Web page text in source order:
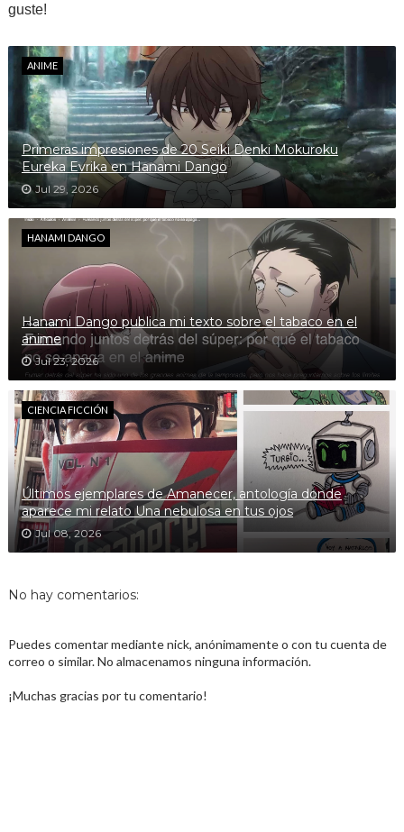
guste!
ANIME
Primeras impresiones de 20 Seiki Denki Mokuroku
Eureka Evrika en Hanami Dango
Jul 29, 2026
HANAMI DANGO
Hanami Dango publica mi texto sobre el tabaco en el
anime
Jul 23, 2026
CIENCIA FICCIÓN
Últimos ejemplares de Amanecer, antología donde
aparece mi relato Una nebulosa en tus ojos
Jul 08, 2026
No hay comentarios:
Puedes comentar mediante nick, anónimamente o con tu cuenta de
correo o similar. No almacenamos ninguna información.
¡Muchas gracias por tu comentario!